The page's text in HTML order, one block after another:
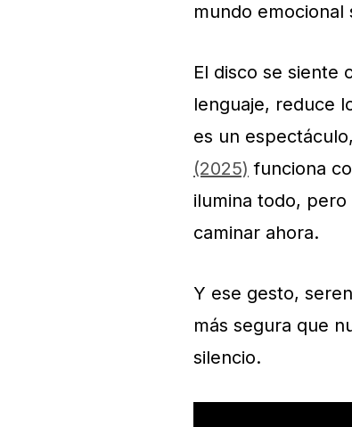
mundo emocional
El disco se siente
lenguaje, reduce
es un
(2025) funciona
ilumina todo,
caminar ahora.
Y ese gesto,
más segura que
silencio.